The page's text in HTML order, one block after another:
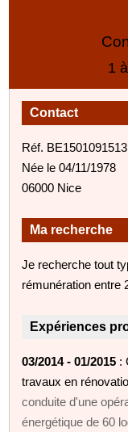
1
Contact
Réf. BE1501091513
Née le 04/11/1978
06000 Nice
Ma recherche
Je recherche tout
rémunération entre
Expériences
03/2014 - 01/2015 :
travaux en
conduite d'une
énergétique de 60